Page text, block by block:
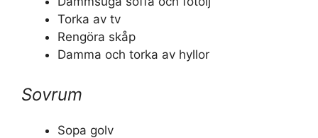
Torka av tv
Rengöra skåp
Damma och torka av hyllor
Sovrum
Sopa golv